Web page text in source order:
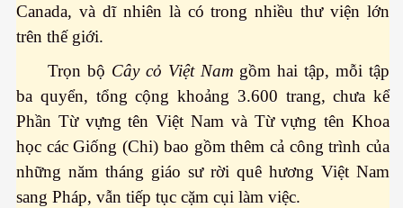
Canada, và dĩ nhiên là có trong nhiều thư viện lớn
trên thế giới.
Trọn bộ Cây cỏ Việt Nam gồm hai tập, mỗi tập
ba quyển, tổng cộng khoảng 3.600 trang, chưa kể
Phần Từ vựng tên Việt Nam và Từ vựng tên Khoa
học các Giống (Chi) bao gồm thêm cả công trình của
những năm tháng giáo sư rời quê hương Việt Nam
sang Pháp, vẫn tiếp tục cặm cụi làm việc.